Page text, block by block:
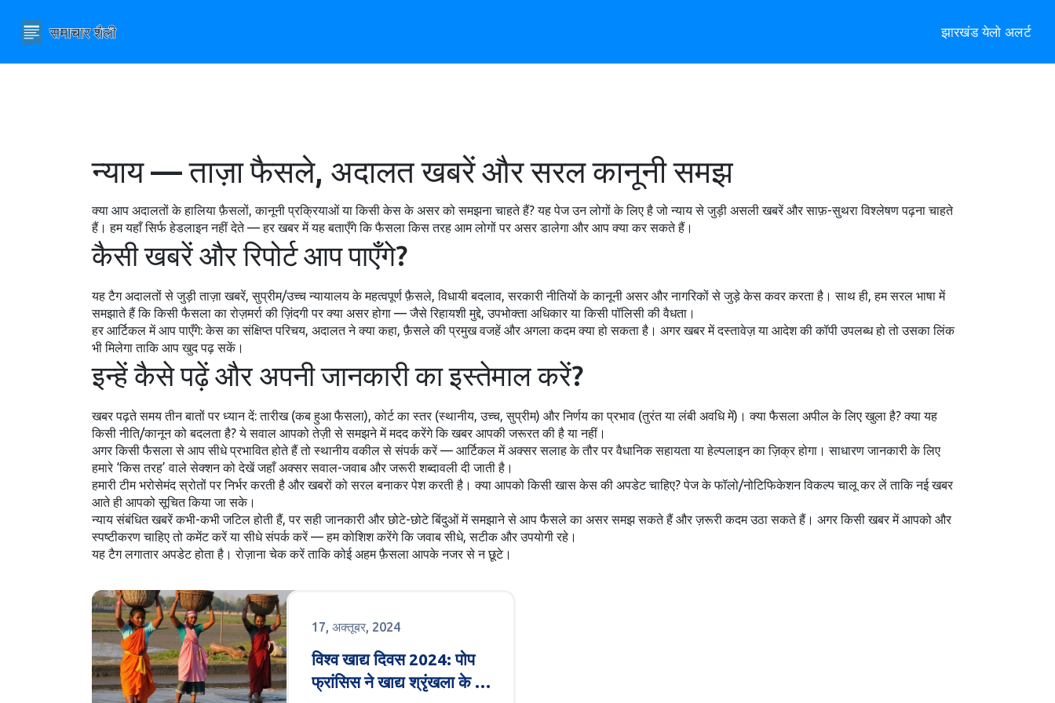
झारखंड येलो अलर्ट
न्याय — ताज़ा फैसले, अदालत खबरें और सरल कानूनी समझ
क्या आप अदालतों के हालिया फ़ैसलों, कानूनी प्रक्रियाओं या किसी केस के असर को समझना चाहते हैं? यह पेज उन लोगों के लिए है जो न्याय से जुड़ी असली खबरें और साफ़-सुथरा विश्लेषण पढ़ना चाहते
हैं। हम यहाँ सिर्फ हेडलाइन नहीं देते — हर खबर में यह बताएँगे कि फैसला किस तरह आम लोगों पर असर डालेगा और आप क्या कर सकते हैं।
कैसी खबरें और रिपोर्ट आप पाएँगे?
यह टैग अदालतों से जुड़ी ताज़ा खबरें, सुप्रीम/उच्च न्यायालय के महत्वपूर्ण फ़ैसले, विधायी बदलाव, सरकारी नीतियों के कानूनी असर और नागरिकों से जुड़े केस कवर करता है। साथ ही, हम सरल भाषा में
समझाते हैं कि किसी फैसला का रोज़मर्रा की ज़िंदगी पर क्या असर होगा — जैसे रिहायशी मुद्दे, उपभोक्ता अधिकार या किसी पॉलिसी की वैधता।
हर आर्टिकल में आप पाएँगे: केस का संक्षिप्त परिचय, अदालत ने क्या कहा, फ़ैसले की प्रमुख वजहें और अगला कदम क्या हो सकता है। अगर खबर में दस्तावेज़ या आदेश की कॉपी उपलब्ध हो तो उसका लिंक
भी मिलेगा ताकि आप खुद पढ़ सकें।
इन्हें कैसे पढ़ें और अपनी जानकारी का इस्तेमाल करें?
खबर पढ़ते समय तीन बातों पर ध्यान दें: तारीख (कब हुआ फैसला), कोर्ट का स्तर (स्थानीय, उच्च, सुप्रीम) और निर्णय का प्रभाव (तुरंत या लंबी अवधि में)। क्या फैसला अपील के लिए खुला है? क्या यह
किसी नीति/कानून को बदलता है? ये सवाल आपको तेज़ी से समझने में मदद करेंगे कि खबर आपकी जरूरत की है या नहीं।
अगर किसी फैसला से आप सीधे प्रभावित होते हैं तो स्थानीय वकील से संपर्क करें — आर्टिकल में अक्सर सलाह के तौर पर वैधानिक सहायता या हेल्पलाइन का ज़िक्र होगा। साधारण जानकारी के लिए
हमारे ‘किस तरह’ वाले सेक्शन को देखें जहाँ अक्सर सवाल-जवाब और जरूरी शब्दावली दी जाती है।
हमारी टीम भरोसेमंद स्रोतों पर निर्भर करती है और खबरों को सरल बनाकर पेश करती है। क्या आपको किसी खास केस की अपडेट चाहिए? पेज के फॉलो/नोटिफिकेशन विकल्प चालू कर लें ताकि नई खबर
आते ही आपको सूचित किया जा सके।
न्याय संबंधित खबरें कभी-कभी जटिल होती हैं, पर सही जानकारी और छोटे-छोटे बिंदुओं में समझाने से आप फैसले का असर समझ सकते हैं और ज़रूरी कदम उठा सकते हैं। अगर किसी खबर में आपको और
स्पष्टीकरण चाहिए तो कमेंट करें या सीधे संपर्क करें — हम कोशिश करेंगे कि जवाब सीधे, सटीक और उपयोगी रहे।
यह टैग लगातार अपडेट होता है। रोज़ाना चेक करें ताकि कोई अहम फ़ैसला आपके नजर से न छूटे।
17, अक्तूबर, 2024
विश्व खाद्य दिवस 2024: पोप
फ्रांसिस ने खाद्य श्रृंखला के अंत